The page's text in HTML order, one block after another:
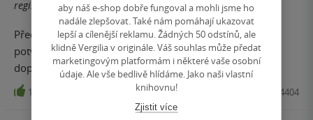
registrovaný uživatel
Předpokládaná kvalita knihy p. Vondrušky a zase se mi
potvrdilo, že pan Vondruška je skvělý vypravěč. Vřele
doporučuji.
15 Kniha, Moba, 2020, 9788024394404
aby náš e-shop dobře fungoval a mohli jsme ho
nadále zlepšovat. Také nám pomáhají ukazovat
lepší a cílenější reklamu. Žádných 50 odstínů, ale
klidně Vergilia v originále. Váš souhlas může předat
marketingovým platformám i některé vaše osobní
údaje. Ale vše bedlivě hlídáme. Jako naši vlastní
knihovnu!
Zjistit více